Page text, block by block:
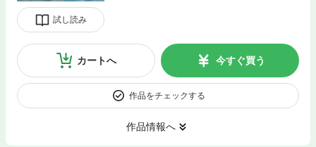
試し読み
カートへ 今すぐ買う
作品をチェックする
作品情報へ